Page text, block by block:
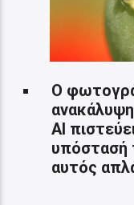
Ο
ΑΙ
υπόστασή
αυτός